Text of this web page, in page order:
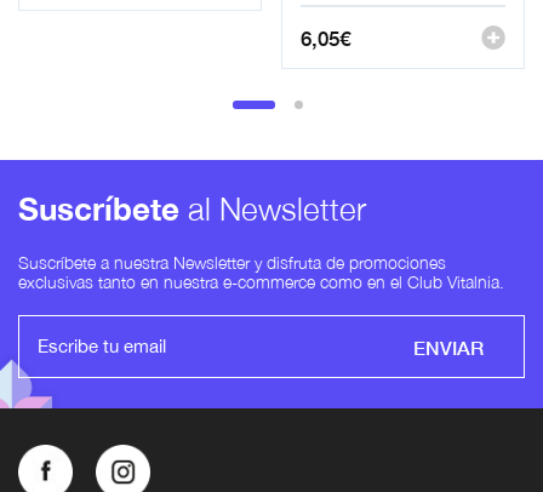
6,05€
Suscríbete al Newsletter
Suscríbete a nuestra Newsletter y disfruta de promociones
exclusivas tanto en nuestra e-commerce como en el Club Vitalnia.
ENVIAR